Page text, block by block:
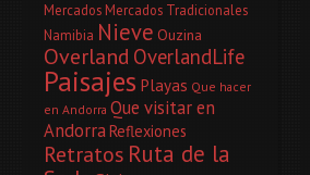
Mercados Mercados Tradicionales
Namibia Nieve Ouzina
Overland OverlandLife
Paisajes Playas Que hacer
en Andorra Que visitar en
AndorraReflexiones
Retratos Ruta de la